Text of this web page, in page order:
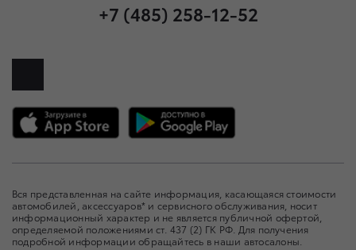
+7 (485) 258-12-52
Вся представленная на сайте информация, касающаяся стоимости
автомобилей, аксессуаров* и сервисного обслуживания, носит
информационный характер и не является публичной офертой,
определяемой положениями ст. 437 (2) ГК РФ. Для получения
подробной информации обращайтесь в наши автосалоны.